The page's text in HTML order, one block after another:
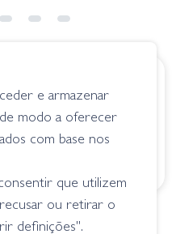
Zman BatwingZ - 02
Black Blue Flk
e armazenar
modo a oferecer
com base nos
que utilizem
ou retirar o
definições".